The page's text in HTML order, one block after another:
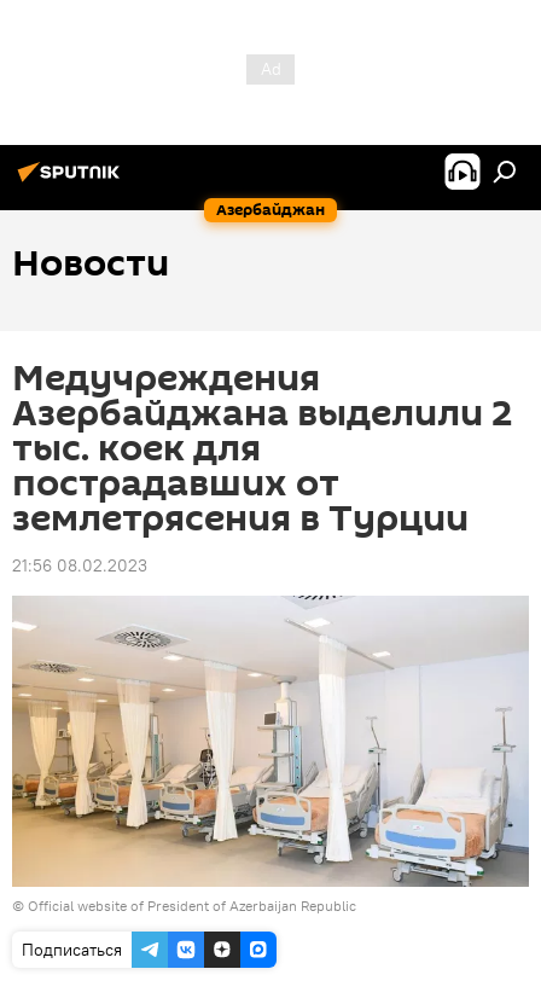
Азербайджан
Новости
Медучреждения
Азербайджана выделили 2
тыс. коек для
пострадавших от
землетрясения в Турции
21:56 08.02.2023
© Official website of President of Azerbaijan Republic
Подписаться